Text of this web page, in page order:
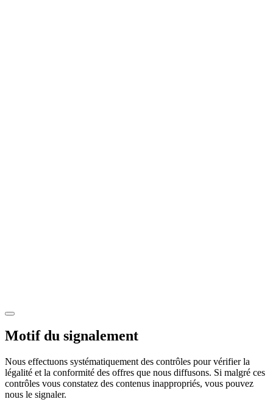
Motif du signalement
Nous effectuons systématiquement des contrôles pour vérifier la
légalité et la conformité des offres que nous diffusons. Si malgré ces
contrôles vous constatez des contenus inappropriés, vous pouvez
nous le signaler.